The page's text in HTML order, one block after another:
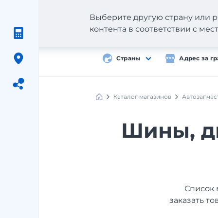
Страны Адрес за
Выберите другую страну или
контента в соответствии с
Meest
Каталог магазинов
Шины,
Список
заказать